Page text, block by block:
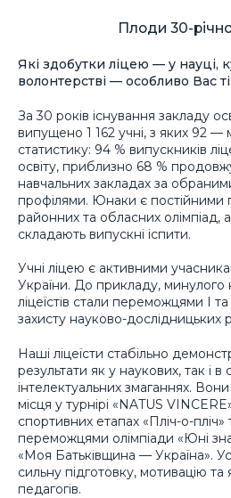
Плоди 30-
Які здобутки ліцею — у науці,
волонтерстві — особливо Вас
За 30 років існування закладу
випущено 1 162 учні, з яких 92 —
статистику: 94 % випускників
освіту, приблизно 68 %
навчальних закладах за
профілями. Юнаки є
районних та обласних олімпіад,
складають випускні іспити.
Учні ліцею є активними
України. До прикладу, минулого
ліцеїстів стали переможцями І
захисту науково-дослідницьких
Наші ліцеїсти стабільно
результати як у наукових, так і
інтелектуальних змаганнях.
місця у турнірі «NATUS
спортивних етапах «Пліч-о-
переможцями олімпіади «Юні
«Моя Батьківщина — Україна».
сильну підготовку, мотивацію та
педагогів.